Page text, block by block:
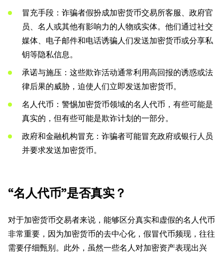
冒充手段：诈骗者假扮成加密货币交易所客服、政府官
员、名人或其他有影响力的人物或实体。他们通过社交
媒体、电子邮件和电话诱骗人们发送加密货币或分享私
钥等隐私信息。
承诺与施压：这些欺诈活动通常利用高回报的诱惑或法
律后果的威胁，迫使人们立即发送加密货币。
名人代币：警惕加密货币领域的名人代币，有些可能是
真实的，但有些可能是欺诈计划的一部分。
政府和金融机构冒充：诈骗者可能冒充政府或银行人员
并要求发送加密货币。
“名人代币”是否真实？
对于加密货币交易者来说，能够区分真实和虚假的名人代币
非常重要，因为加密货币的去中心化，假冒代币频现，往往
需要仔细甄别。此外，虽然一些名人对加密资产表现出兴